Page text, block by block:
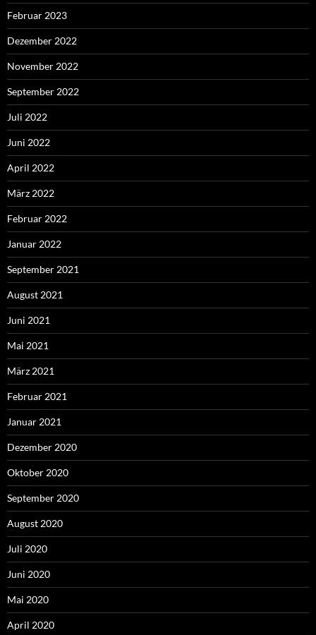
Februar 2023
Dezember 2022
November 2022
September 2022
Juli 2022
Juni 2022
April 2022
März 2022
Februar 2022
Januar 2022
September 2021
August 2021
Juni 2021
Mai 2021
März 2021
Februar 2021
Januar 2021
Dezember 2020
Oktober 2020
September 2020
August 2020
Juli 2020
Juni 2020
Mai 2020
April 2020